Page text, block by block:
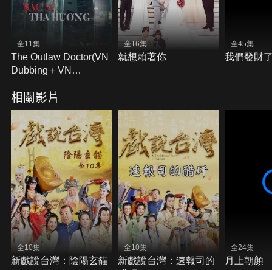
全11集
The Outlaw Doctor(VN
Dubbing＋VN
全16集
就想賴著你
全45集
我們發財
相關影片
全10集
新戲說台灣：陰陽玄貓
全10集
新戲說台灣：速報司的
全24集
月上朝顏